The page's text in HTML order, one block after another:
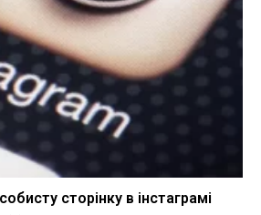
сторінку в інстаграмі